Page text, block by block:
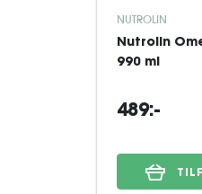
NUTROLIN
Nutrolin
990 ml
489:-